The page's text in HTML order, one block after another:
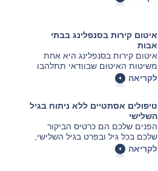
ולמעלונים לחלק בלתי נפרד מאביזרי
איטום קירות בסנפלינג בבתי
אבות
איטום קירות בסנפלינג היא אחת
משיטות האיטום שבוודאי תתלהבו
מאוד לראות
לקריאה
טיפולים אסתטיים ללא ניתוח בגיל
השלישי
הפנים שלכם הם כרטיס הביקור
שלכם בכל גיל ובפרט בגיל השלישי,
קבלו מידע ועצות לטיפולים
אסתטיים.
לקריאה